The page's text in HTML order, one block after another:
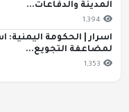
المدينة والدفاعات...
1,394
اسرار | الحكومة
لمضاعفة التجويع...
1,353